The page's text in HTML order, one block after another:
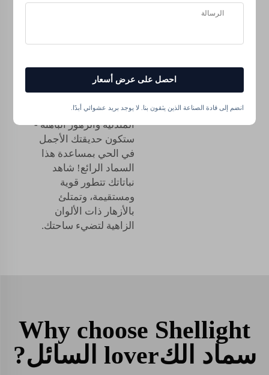
القراص السائل من
شيلايتس يمكنه تحويل
حلمك للحديقة إلى واقع.
لا مزيد من النباتات
المتدلية والزهور الباهتة -
ستكون حديقتك الأجمل
في الحي بمساعدة هذا
السماد الرائع! شاهد
نباتاتك تتطور قوية
ومستقيمة، وتمتلئ
بالأزهار ذات الألوان
الزاهية لتضيء ساحتك.
Why choose Shellight
سماد الكlover السائل?
احصل على عرض أسعار
انضم إلى قادة الصناعة الذين يثقون بنا. لا يوجد بريد عشوائي أبدًا.